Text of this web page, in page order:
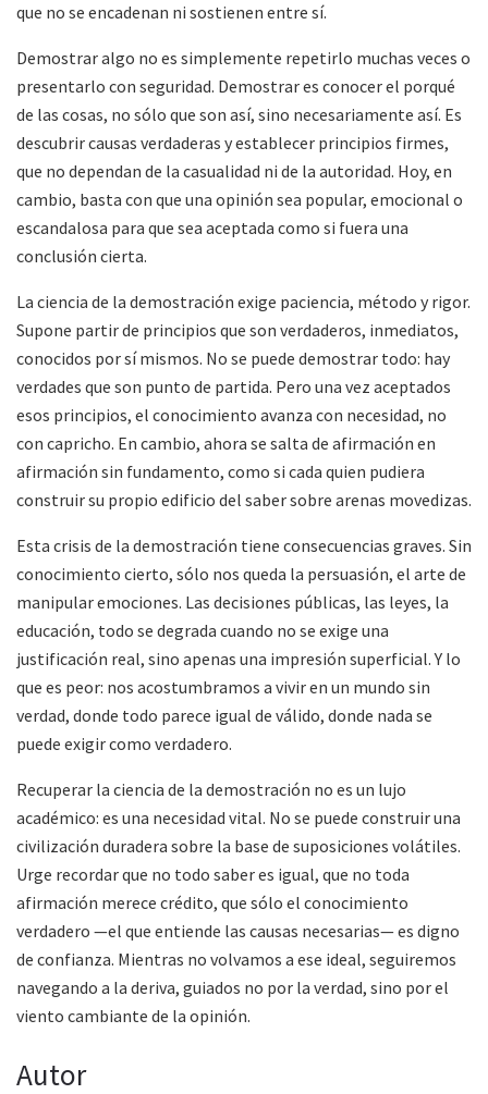
que no se encadenan ni sostienen entre sí.
Demostrar algo no es simplemente repetirlo muchas veces o
presentarlo con seguridad. Demostrar es conocer el porqué
de las cosas, no sólo que son así, sino necesariamente así. Es
descubrir causas verdaderas y establecer principios firmes,
que no dependan de la casualidad ni de la autoridad. Hoy, en
cambio, basta con que una opinión sea popular, emocional o
escandalosa para que sea aceptada como si fuera una
conclusión cierta.
La ciencia de la demostración exige paciencia, método y rigor.
Supone partir de principios que son verdaderos, inmediatos,
conocidos por sí mismos. No se puede demostrar todo: hay
verdades que son punto de partida. Pero una vez aceptados
esos principios, el conocimiento avanza con necesidad, no
con capricho. En cambio, ahora se salta de afirmación en
afirmación sin fundamento, como si cada quien pudiera
construir su propio edificio del saber sobre arenas movedizas.
Esta crisis de la demostración tiene consecuencias graves. Sin
conocimiento cierto, sólo nos queda la persuasión, el arte de
manipular emociones. Las decisiones públicas, las leyes, la
educación, todo se degrada cuando no se exige una
justificación real, sino apenas una impresión superficial. Y lo
que es peor: nos acostumbramos a vivir en un mundo sin
verdad, donde todo parece igual de válido, donde nada se
puede exigir como verdadero.
Recuperar la ciencia de la demostración no es un lujo
académico: es una necesidad vital. No se puede construir una
civilización duradera sobre la base de suposiciones volátiles.
Urge recordar que no todo saber es igual, que no toda
afirmación merece crédito, que sólo el conocimiento
verdadero —el que entiende las causas necesarias— es digno
de confianza. Mientras no volvamos a ese ideal, seguiremos
navegando a la deriva, guiados no por la verdad, sino por el
viento cambiante de la opinión.
Autor